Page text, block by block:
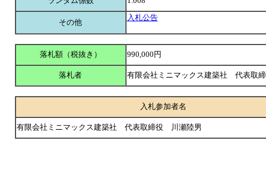
その他
入札公告
落札額（税抜き） 990,000円
落札者 有限会社ミニマックス建築社 代表取
入札参加者名
有限会社ミニマックス建築社 代表取締役 川瀬陸男